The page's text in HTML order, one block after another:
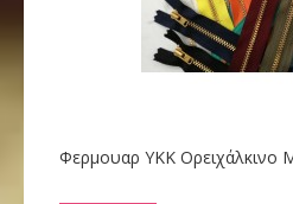
Φερμουαρ YKK Ορειχάλκινο